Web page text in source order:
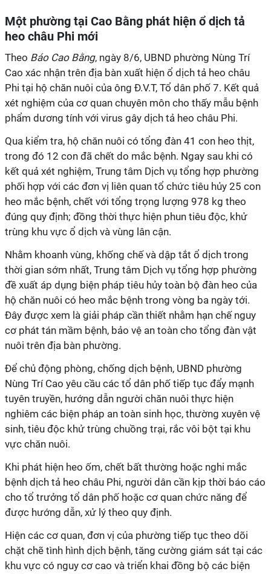
Một phường tại Cao Bằng phát hiện ổ dịch tả
heo châu Phi mới
Theo Báo Cao Bằng, ngày 8/6, UBND phường Nùng Trí
Cao xác nhận trên địa bàn xuất hiện ổ dịch tả heo châu
Phi tại hộ chăn nuôi của ông Đ.V.T, Tổ dân phố 7. Kết quả
xét nghiệm của cơ quan chuyên môn cho thấy mẫu bệnh
phẩm dương tính với virus gây dịch tả heo châu Phi.
Qua kiểm tra, hộ chăn nuôi có tổng đàn 41 con heo thịt,
trong đó 12 con đã chết do mắc bệnh. Ngay sau khi có
kết quả xét nghiệm, Trung tâm Dịch vụ tổng hợp phường
phối hợp với các đơn vị liên quan tổ chức tiêu hủy 25 con
heo mắc bệnh, chết với tổng trọng lượng 978 kg theo
đúng quy định; đồng thời thực hiện phun tiêu độc, khử
trùng khu vực ổ dịch và vùng lân cận.
Nhằm khoanh vùng, khống chế và dập tắt ổ dịch trong
thời gian sớm nhất, Trung tâm Dịch vụ tổng hợp phường
đề xuất áp dụng biện pháp tiêu hủy toàn bộ đàn heo của
hộ chăn nuôi có heo mắc bệnh trong vòng ba ngày tới.
Đây được xem là giải pháp cần thiết nhằm hạn chế nguy
cơ phát tán mầm bệnh, bảo vệ an toàn cho tổng đàn vật
nuôi trên địa bàn phường.
Để chủ động phòng, chống dịch bệnh, UBND phường
Nùng Trí Cao yêu cầu các tổ dân phố tiếp tục đẩy mạnh
tuyên truyền, hướng dẫn người chăn nuôi thực hiện
nghiêm các biện pháp an toàn sinh học, thường xuyên vệ
sinh, tiêu độc khử trùng chuồng trại, rắc vôi bột tại khu
vực chăn nuôi.
Khi phát hiện heo ốm, chết bất thường hoặc nghi mắc
bệnh dịch tả heo châu Phi, người dân cần kịp thời báo cáo
cho tổ trưởng tổ dân phố hoặc cơ quan chức năng để
được hướng dẫn, xử lý theo quy định.
Hiện các cơ quan, đơn vị của phường tiếp tục theo dõi
chặt chẽ tình hình dịch bệnh, tăng cường giám sát tại các
khu vực có nguy cơ cao và triển khai đồng bộ các biện